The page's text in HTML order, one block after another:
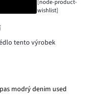
[node-product-
wishlist]
tento výrobek
modrý denim used